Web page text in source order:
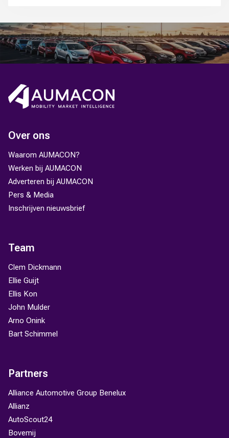
Over ons
Waarom AUMACON?
Werken bij AUMACON
Adverteren bij AUMACON
Pers & Media
Inschrijven nieuwsbrief
Team
Clem Dickmann
Ellie Guijt
Ellis Kon
John Mulder
Arno Onink
Bart Schimmel
Partners
Alliance Automotive Group Benelux
Allianz
AutoScout24
Bovemij